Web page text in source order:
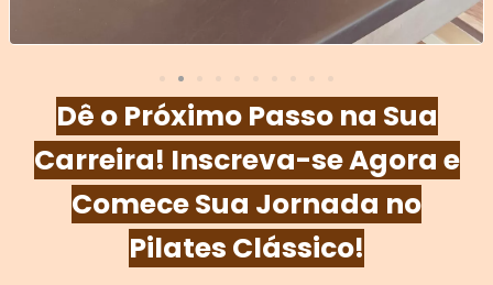
Dê o Próximo Passo na Sua
Carreira! Inscreva-se Agora e
Comece Sua Jornada no
Pilates Clássico!